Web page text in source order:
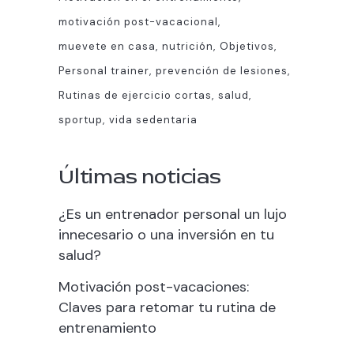
motivación post-vacacional
muevete en casa nutrición
Objetivos
Personal trainer prevención de lesiones
Rutinas de ejercicio cortas salud
sportup vida sedentaria
Últimas noticias
¿Es un entrenador personal un lujo
innecesario o una inversión en tu
salud?
Motivación post-vacaciones:
Claves para retomar tu rutina de
entrenamiento